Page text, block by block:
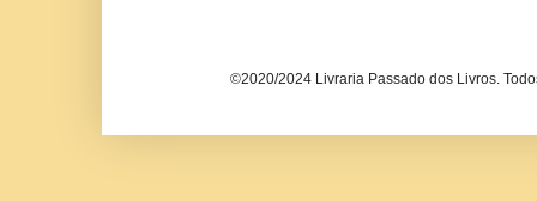
©2020/2024 Livraria Passado dos Livros.